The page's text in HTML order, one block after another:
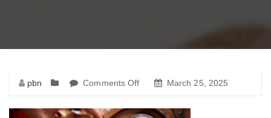
pbn Comments Off
sanh-
March 25, 2025